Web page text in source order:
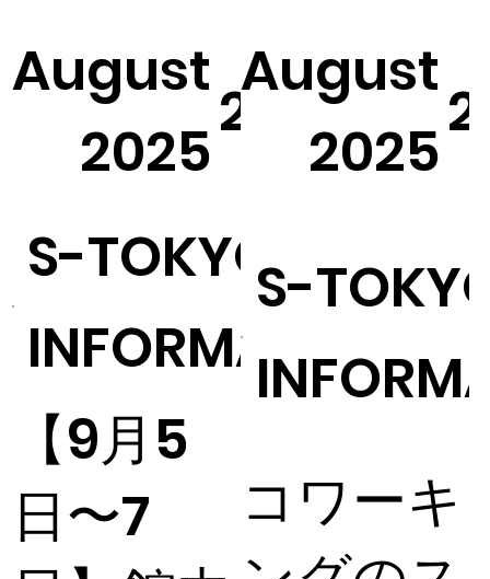
August
25
2025
S-TOKYO
INFORMATION
【9月5
日〜7
August
2025
S-
コワーキ